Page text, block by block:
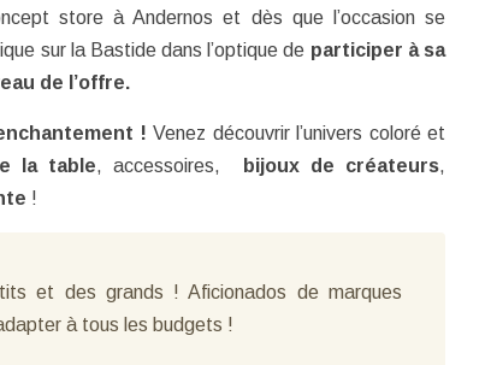
store à Andernos et dès que l’occasion se
sur la Bastide dans l’optique de participer à sa
de l’offre.
! Venez découvrir l’univers coloré et
la table, accessoires, bijoux de créateurs,
!
et des grands ! Aficionados de marques
à tous les budgets !